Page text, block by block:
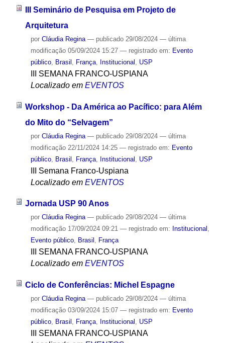
III Seminário de Pesquisa em Projeto de
Arquitetura
por Cláudia Regina — publicado29/08/2024 — última
modificação05/09/2024 15:27 — registrado em: Evento
público, Brasil França, Institucional USP
III SEMANA FRANCO-USPIANA
Localizado em EVENTOS
Workshop - Da América ao Pacífico: para Além
do Mito do “Selvagem”
por Cláudia Regina — publicado29/08/2024 — última
modificação22/11/2024 14:25 — registrado em: Evento
público, Brasil França, Institucional USP
III Semana Franco-Uspiana
Localizado em EVENTOS
Jornada USP 90 Anos
por Cláudia Regina — publicado29/08/2024 — última
modificação17/09/2024 09:21 — registrado em: Institucional ,
Evento público, Brasil , França
III SEMANA FRANCO-USPIANA
Localizado em EVENTOS
Ciclo de Conferências: Michel Espagne
por Cláudia Regina — publicado29/08/2024 — última
modificação03/09/2024 15:07 — registrado em: Evento
público, Brasil , França, Institucional , USP
III SEMANA FRANCO-USPIANA